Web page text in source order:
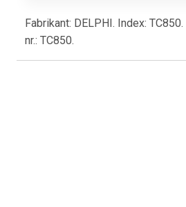
Fabrikant: DELPHI. Index:
nr.: TC850.